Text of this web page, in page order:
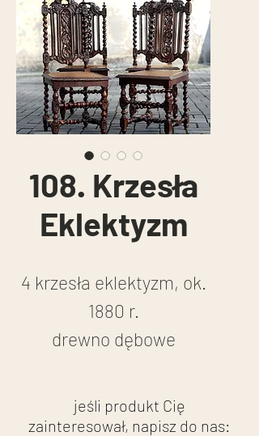
108. Krzesła
Eklektyzm
4 krzesła eklektyzm, ok.
1880 r.
drewno dębowe
wysokość: 107 cm
szerokość: 48 cm
jeśli produkt Cię
zainteresował, napisz do nas: